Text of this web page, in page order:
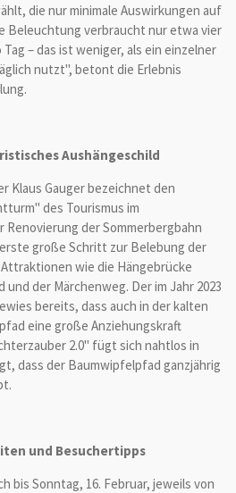
die nur minimale Auswirkungen auf
Beleuchtung verbraucht nur etwa vier
– das ist weniger, als ein einzelner
nutzt", betont die Erlebnis
Aushängeschild
Klaus Gauger bezeichnet den
des Tourismus im
Renovierung der Sommerbergbahn
große Schritt zur Belebung der
wie die Hängebrücke
der Märchenweg. Der im Jahr 2023
bereits, dass auch in der kalten
eine große Anziehungskraft
2.0" fügt sich nahtlos in
dass der Baumwipfelpfad ganzjährig
und Besuchertipps
bis Sonntag, 16. Februar, jeweils von